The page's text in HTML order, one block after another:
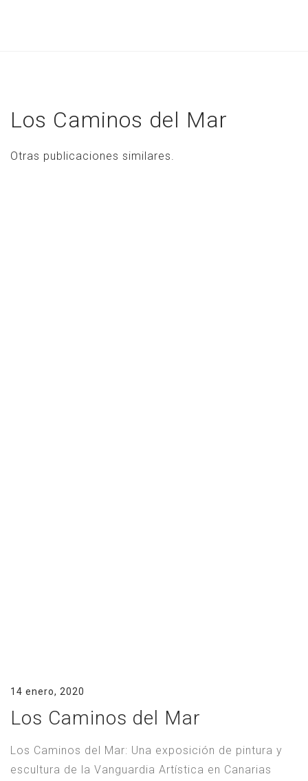
Portfolio
Los Caminos del Mar
Otras publicaciones similares.
14 enero, 2020
Los Caminos del Mar
Los Caminos del Mar: Una exposición de pintura y
escultura de la Vanguardia Artística en Canarias